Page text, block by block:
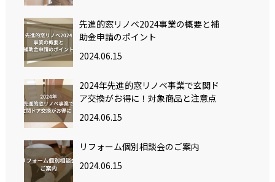
先進的窓リノベ2024事業の概要と補
助金申請のポイント
2024.06.15
2024年先進的窓リノベ事業で玄関ド
ア交換がお得に！対象商品と注意点
2024.06.15
リフォーム個別相談会のご案内
2024.06.15